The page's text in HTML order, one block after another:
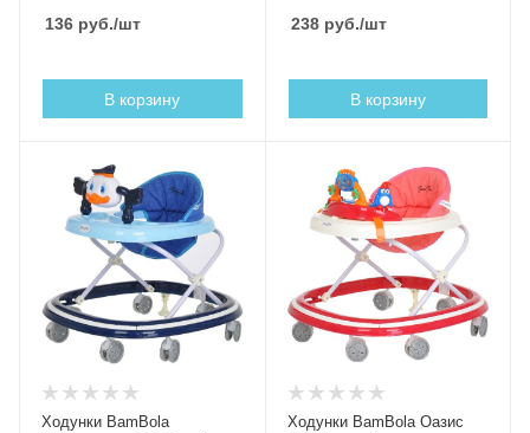
136 руб./шт
В корзину
238руб./шт
В корзину
Ходунки BamBola
Ходунки BamBola Оазис